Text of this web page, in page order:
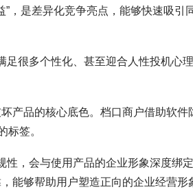
，是差异化竞争亮点，能够快速吸引
很多个性化、甚至迎合人性投机心
产品的核心底色。档口商户借助软件
标签。
，会与使用产品的企业形象深度绑
够帮助用户塑造正向的企业经营形